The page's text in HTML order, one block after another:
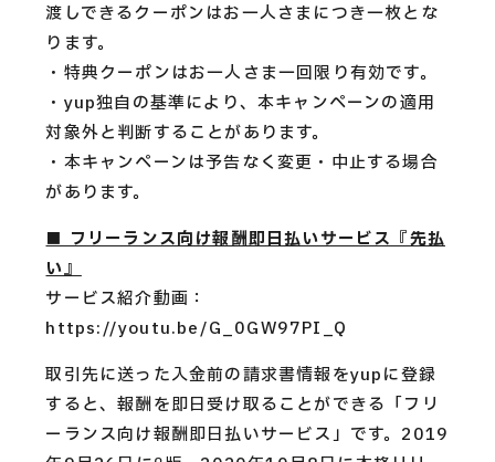
渡しできるクーポンはお一人さまにつき一枚とな
ります。
・特典クーポンはお一人さま一回限り有効です。
・yup独自の基準により、本キャンペーンの適用
対象外と判断することがあります。
・本キャンペーンは予告なく変更・中止する場合
があります。
■ フリーランス向け報酬即日払いサービス『先払
い』
サービス紹介動画：
https://youtu.be/G_0GW97PI_Q
取引先に送った入金前の請求書情報をyupに登録
すると、報酬を即日受け取ることができる「フリ
ーランス向け報酬即日払いサービス」です。2019